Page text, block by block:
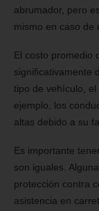
abrumador, pero
mismo en caso de
El costo promedio
significativamente
tipo de vehículo,
ejemplo, los
altas debido a su
Es importante
son iguales.
protección contra
asistencia en